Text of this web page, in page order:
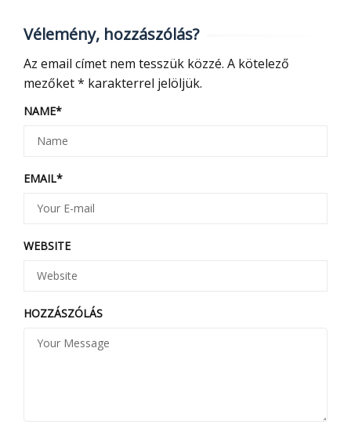
Vélemény, hozzászólás?
Az email címet nem tesszük közzé. A kötelező
mezőket* karakterrel jelöljük.
NAME*
EMAIL*
WEBSITE
HOZZÁSZÓLÁS